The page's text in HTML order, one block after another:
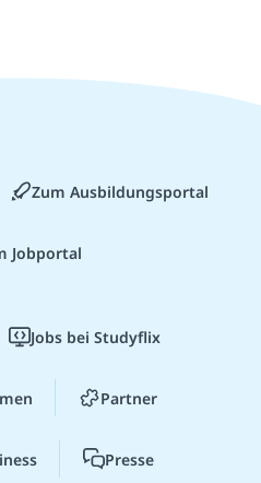
Zum Ausbildungsportal
Jobportal
Jobs bei Studyflix
Partner
Presse